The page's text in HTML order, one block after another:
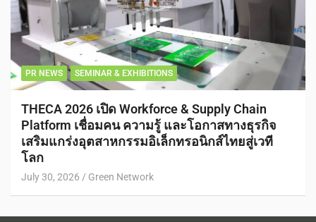
PR NEWS SEMINAR & EXHIBITIONS
THECA 2026 เปิด Workforce & Supply Chain
Platform เชื่อมคน ความรู้ และโอกาสทางธุรกิจ
เสริมแกร่งอุตสาหกรรมอิเล็กทรอนิกส์ไทยสู่เวที
โลก
July 30, 2026 Green Network